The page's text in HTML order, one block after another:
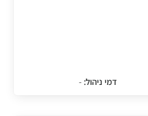
דמי ניהול: -